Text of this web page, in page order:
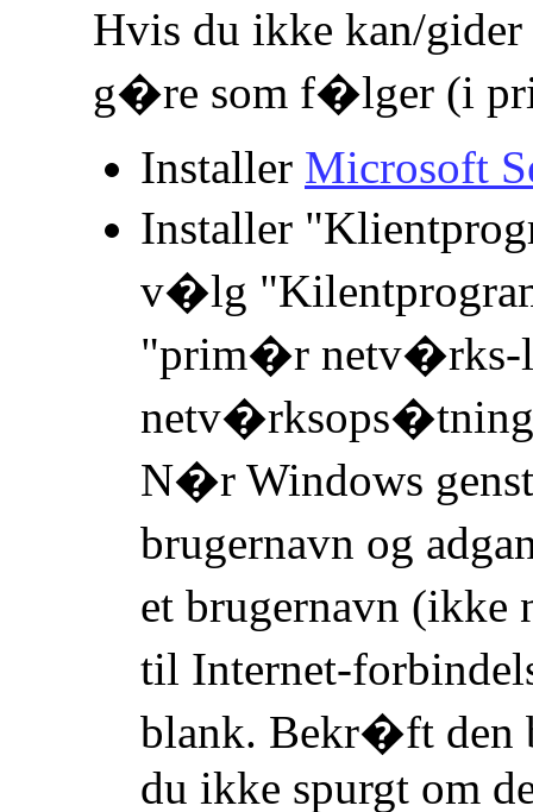
Hvis du ikke kan/
g�re som f�lger (i
Installer Microsoft
Installer
v�lg
"prim�r netv�rks-
N�r Windows
brugernavn og
et brugernavn (ikke
til Internet-
blank. Bekr�ft den
du ikke spurgt om